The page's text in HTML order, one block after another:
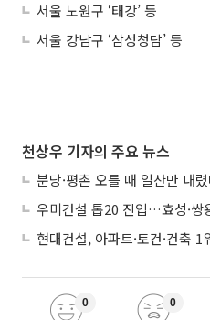
서울 노원구 ‘태강’ 등
서울 강남구 ‘삼성청담’ 등
천상우 기자의 주요 뉴스
우미건설 톱20 진입…효성·쌍
0 0